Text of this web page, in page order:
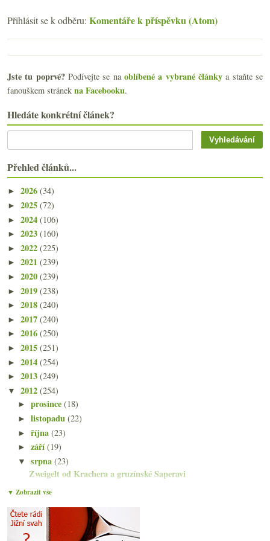
Přihlásit se k odběru: Komentáře k příspěvku (Atom)
Jste tu poprvé?Podívejte se naoblíbené a vybrané články a staňte se
fanouškem stránek na Facebooku.
Hledáte konkrétní článek?
Přehled článků...
► 2026 (34)
► 2025 (72)
► 2024 (106)
► 2023 (160)
► 2022 (225)
► 2021 (239)
► 2020 (239)
► 2019 (238)
► 2018 (240)
► 2017 (240)
► 2016 (250)
► 2015 (251)
► 2014 (254)
► 2013 (249)
▼ 2012 (254)
►prosince(18)
►listopadu(22)
►října(23)
►září(19)
▼srpna(23)
Zweigelt od Krachera a gruzínské Saperavi
Burčák jede, čínský Gevrey-Chambertin a Noma bez B...
Výsledky ankety „Snoubení vína s jídlem…“
Manzanilla Papirusa a yaki-onigiri
▼ Zobrazit vše